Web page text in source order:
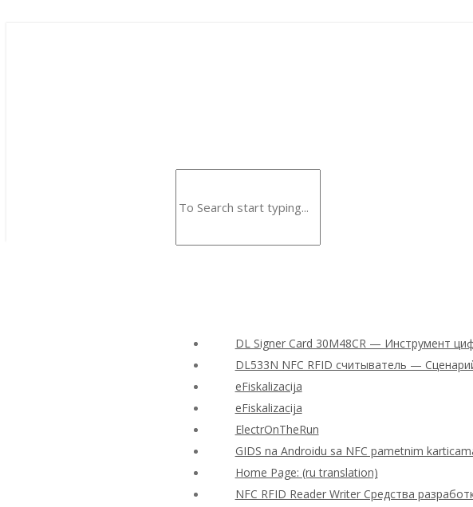
DL Signer Card 30M48CR — Инструмент
DL533N NFC RFID считыватель —
eFiskalizacija
eFiskalizacija
ElectrOnTheRun
GIDS na Androidu sa NFC pametnim
Home Page: (ru translation)
NFC RFID Reader Writer Средства